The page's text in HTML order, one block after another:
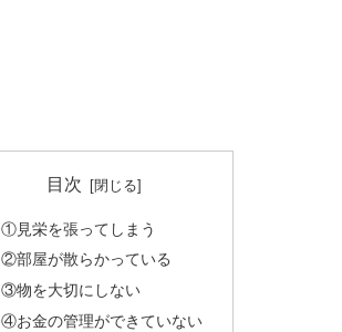
目次
①見栄を張ってしまう
②部屋が散らかっている
③物を大切にしない
④お金の管理ができていない